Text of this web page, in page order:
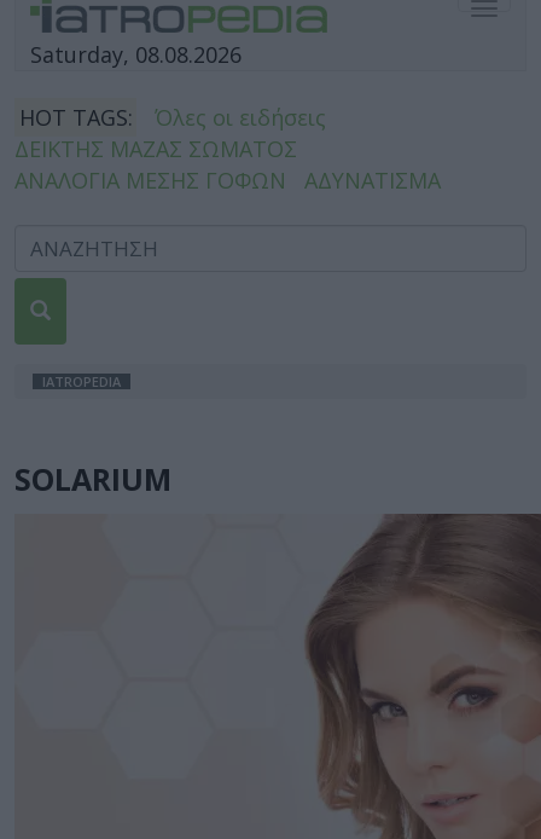
Saturday, 08.08.2026
HOT TAGS:
Όλες οι ειδήσεις
ΔΕΙΚΤΗΣ ΜΑΖΑΣ ΣΩΜΑΤΟΣ
ΑΝΑΛΟΓΙΑ ΜΕΣΗΣ ΓΟΦΩΝ
ΑΔΥΝΑΤΙΣΜΑ
IATROPEDIA
SOLARIUM